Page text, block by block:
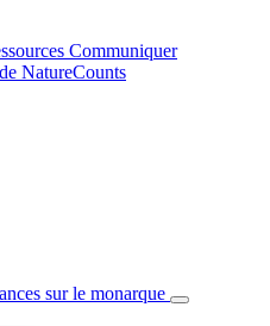
Communiquer
NatureCounts
sur le monarque